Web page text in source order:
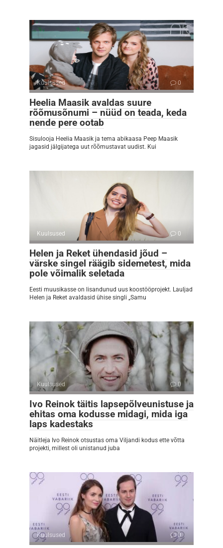
Kuulsused 0
Heelia Maasik avaldas suure
rõõmusõnumi – nüüd on teada, keda
nende pere ootab
Sisulooja Heelia Maasik ja tema abikaasa Peep Maasik
jagasid jälgijatega uut rõõmustavat uudist. Kui
Kuulsused 0
Helen ja Reket ühendasid jõud –
värske singel räägib sidemetest, mida
pole võimalik seletada
Eesti muusikasse on lisandunud uus koostööprojekt. Lauljad
Helen ja Reket avaldasid ühise singli „Samu
Kuulsused 0
Ivo Reinok täitis lapsepõlveunistuse ja
ehitas oma kodusse midagi, mida iga
laps kadestaks
Näitleja Ivo Reinok otsustas oma Viljandi kodus ette võtta
projekti, millest oli unistanud juba
Kuulsused 0